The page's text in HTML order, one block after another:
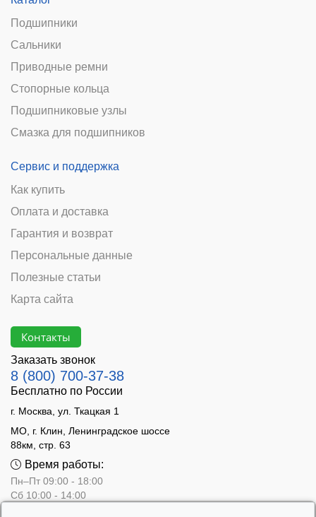
Подшипники
Сальники
Приводные ремни
Стопорные кольца
Подшипниковые узлы
Смазка для подшипников
Сервис и поддержка
Как купить
Оплата и доставка
Гарантия и возврат
Персональные данные
Полезные статьи
Карта сайта
Контакты
Заказать звонок
8 (800) 700-37-38
Бесплатно по России
г. Москва, ул. Ткацкая 1
МО, г. Клин, Ленинградское шоссе
88км, стр. 63
Время работы:
Пн–Пт 09:00 - 18:00
Сб 10:00 - 14:00